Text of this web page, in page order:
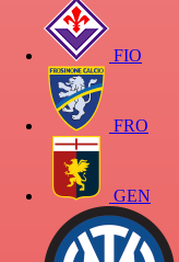
FIO
FRO
GEN